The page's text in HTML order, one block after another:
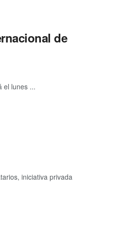
de
el lunes ...
iniciativa privada